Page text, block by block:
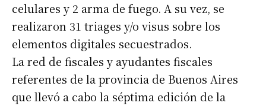
celulares y 2 arma de fuego. A su vez, se
realizaron 31 triages y/o visus sobre los
elementos digitales secuestrados.
La red de fiscales y ayudantes fiscales
referentes de la provincia de Buenos Aires
que llevó a cabo la séptima edición de la